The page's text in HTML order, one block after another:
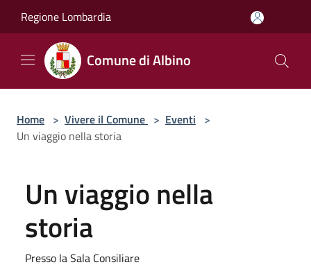
Regione Lombardia
Comune di Albino
Home > Vivere il Comune > Eventi >
Un viaggio nella storia
Un viaggio nella
storia
Presso la Sala Consiliare